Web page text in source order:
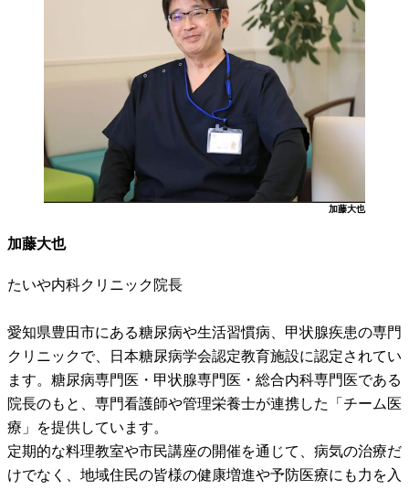
加藤大也
加藤大也
たいや内科クリニック院長
愛知県豊田市にある糖尿病や生活習慣病、甲状腺疾患の専門
クリニックで、日本糖尿病学会認定教育施設に認定されてい
ます。糖尿病専門医・甲状腺専門医・総合内科専門医である
院長のもと、専門看護師や管理栄養士が連携した「チーム医
療」を提供しています。
定期的な料理教室や市民講座の開催を通じて、病気の治療だ
けでなく、地域住民の皆様の健康増進や予防医療にも力を入